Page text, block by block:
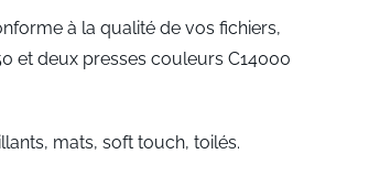
à la qualité de vos fichiers,
et deux presses couleurs C14000
mats, soft touch, toilés.